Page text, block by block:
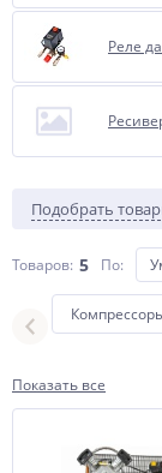
Реле
Подобрать
Товаров: 5 По:
Показать все